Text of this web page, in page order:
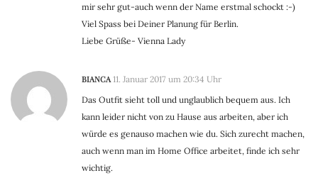
mir sehr gut-auch wenn der Name erstmal schockt :-)
Viel Spass bei Deiner Planung für Berlin.
Liebe Grüße- Vienna Lady
BIANCA 11. Januar 2017 um 20:34 Uhr
Das Outfit sieht toll und unglaublich bequem aus. Ich
kann leider nicht von zu Hause aus arbeiten, aber ich
würde es genauso machen wie du. Sich zurecht machen,
auch wenn man im Home Office arbeitet, finde ich sehr
wichtig.